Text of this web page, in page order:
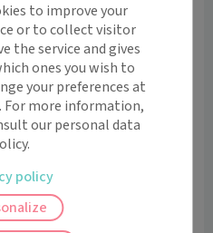
réalise des analyses et des
de patients en souffrance
à dépasser celle-ci. Pour
place des actions
comme l'écoute ou les
uniquement les jeunes
de l'Espace Santé Jeunes
auprès du secrétariat du
to improve your
or to collect visitor
the service and gives
ones you wish to
your preferences at
For more information,
our personal data
policy